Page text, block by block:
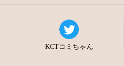
KCTコミちゃん